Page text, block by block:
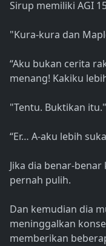
Sirup memiliki AGI
"Kura-kura dan
“Aku bukan cerita
menang! Kakiku
"Tentu. Buktikan itu."
“Er… A-aku lebih
Jika dia benar-
pernah pulih.
Dan kemudian dia
meninggalkan
memberikan